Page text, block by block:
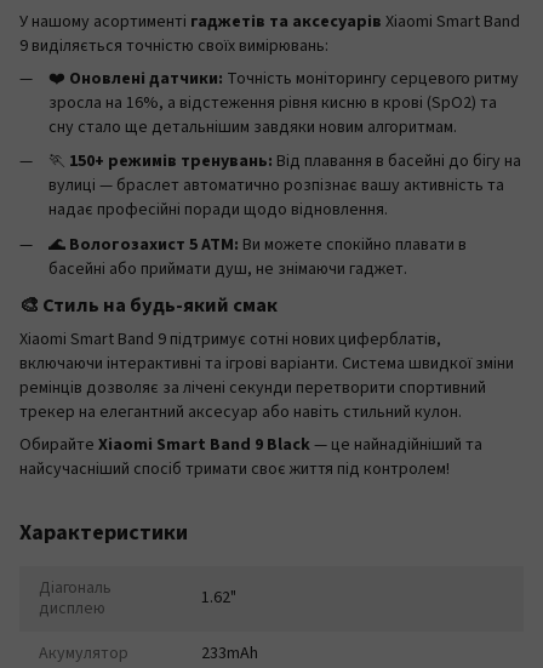
У нашому асортименті гаджетів та аксесуарів Xiaomi Smart Band
9 виділяється точністю своїх вимірювань:
❤️ Оновлені датчики: Точність моніторингу серцевого ритму
зросла на 16%, а відстеження рівня кисню в крові (SpO2) та
сну стало ще детальнішим завдяки новим алгоритмам.
🏃 150+ режимів тренувань: Від плавання в басейні до бігу на
вулиці — браслет автоматично розпізнає вашу активність та
надає професійні поради щодо відновлення.
🌊 Вологозахист 5 ATM: Ви можете спокійно плавати в
басейні або приймати душ, не знімаючи гаджет.
🎨 Стиль на будь-який смак
Xiaomi Smart Band 9 підтримує сотні нових циферблатів,
включаючи інтерактивні та ігрові варіанти. Система швидкої зміни
ремінців дозволяє за лічені секунди перетворити спортивний
трекер на елегантний аксесуар або навіть стильний кулон.
Обирайте Xiaomi Smart Band 9 Black— це найнадійніший та
найсучасніший спосіб тримати своє життя під контролем!
Характеристики
Діагональ
дисплею
1.62"
Акумулятор
233mAh